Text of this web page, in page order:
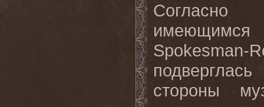
Согласно
Spokesman-
стороны